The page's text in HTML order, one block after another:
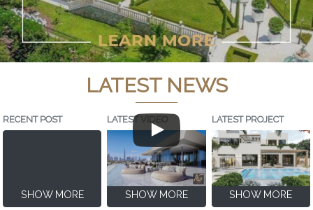
LATEST NEWS
RECENT POST
SHOW MORE
LATEST VIDEO
SHOW MORE
LATEST PROJECT
SHOW MORE